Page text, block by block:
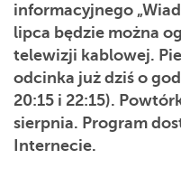
informacyjnego
lipca będzie można
telewizji kablowej.
odcinka już dziś o
20:15 i 22:15).
sierpnia. Program
Internecie.